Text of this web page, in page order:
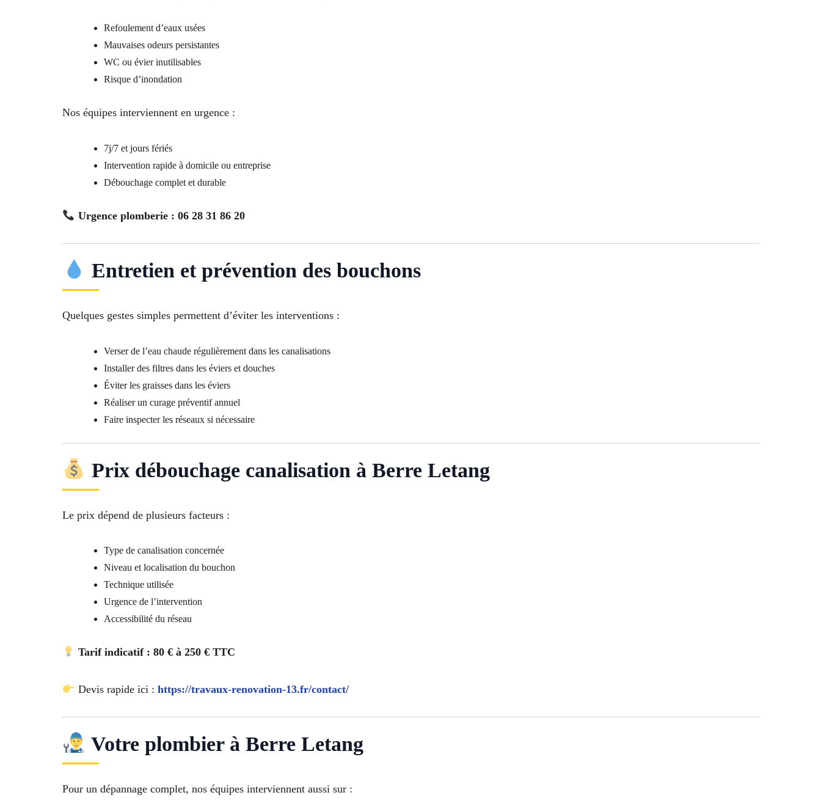
Refoulement d’eaux usées
Mauvaises odeurs persistantes
WC ou évier inutilisables
Risque d’inondation
Nos équipes interviennent en urgence :
7j/7 et jours fériés
Intervention rapide à domicile ou entreprise
Débouchage complet et durable
Urgence plomberie : 06 28 31 86 20
Entretien et prévention des bouchons
Quelques gestes simples permettent d’éviter les interventions :
Verser de l’eau chaude régulièrement dans les canalisations
Installer des filtres dans les éviers et douches
Éviter les graisses dans les éviers
Réaliser un curage préventif annuel
Faire inspecter les réseaux si nécessaire
Prix débouchage canalisation à Berre Letang
Le prix dépend de plusieurs facteurs :
Type de canalisation concernée
Niveau et localisation du bouchon
Technique utilisée
Urgence de l’intervention
Accessibilité du réseau
Tarif indicatif : 80 € à 250 € TTC
Devis rapide ici : https://travaux-renovation-13.fr/contact/
Votre plombier à Berre Letang
Pour un dépannage complet, nos équipes interviennent aussi sur :